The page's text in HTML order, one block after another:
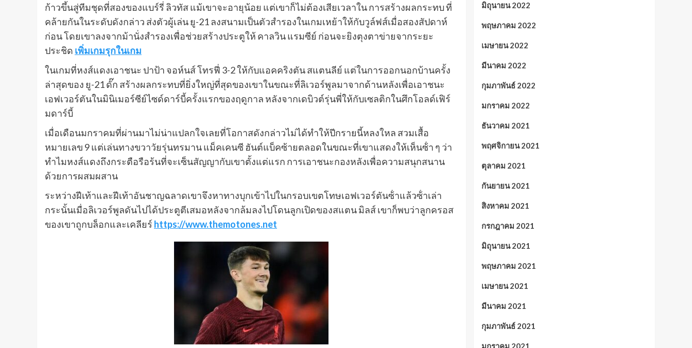
ก้าวขึ้นสู่ทีมชุดที่สองของแบร์รี่ ลิวทัส แม้เขาจะอายุน้อย แต่เขาก็ไม่ต้องเสียเวลาใน การสร้างผลกระทบ ที่
คล้ายกันในระดับดังกล่าว ส่งตัวผู้เล่น ยู-21 ลงสนามเป็นตัวสํารองในเกมเหย้าให้กับวูล์ฟส์เมื่อสองสัปดาห์
ก่อน โดยเขาลงจากม้านั่งสํารองเพื่อช่วยสร้างประตูให้ คาลวิน แรมซีย์ ก่อนจะยิงตุงตาข่ายจากระยะ
ประชิด เพิ่มเกมรุกในเกม
ในเกมที่หงส์แดงเอาชนะ ปาป้า จอห์นส์ โทรฟี่ 3-2 ให้กับแอคคริงตัน สแตนลีย์ แต่ในการออกนอกบ้านครั้ง
ล่าสุดของ ยู-21 ดั๊ก สร้างผลกระทบที่ยิ่งใหญ่ที่สุดของเขาในขณะที่ลิเวอร์พูลมาจากด้านหลังเพื่อเอาชนะ
เอฟเวอร์ตันในมินิเมอร์ซีย์ไซด์ดาร์บี้ครั้งแรกของฤดูกาล หลังจากเดบิวต์รุ่นพี่ให้กับเซลติกในศึกโอลด์เฟิร์
มดาร์บี้
เมื่อเดือนมกราคมที่ผ่านมาไม่น่าแปลกใจเลยที่โอกาสดังกล่าวไม่ได้ทําให้ปีกรายนี้หลงใหล สวมเสื้อ
หมายเลข 9 แต่เล่นทางขวาวัยรุ่นทรมาน แม็คเคนซี ฮันต์แบ็คซ้ายตลอดในขณะที่เขาแสดงให้เห็นซ้ํา ๆ ว่า
ทําไมหงส์แดงถึงกระตือรือร้นที่จะเซ็นสัญญากับเขาตั้งแต่แรก การเอาชนะกองหลังเพื่อความสนุกสนาน
ด้วยการผสมผสาน
ระหว่างฝีเท้าและฝีเท้าอันชาญฉลาดเขาจึงหาทางบุกเข้าไปในกรอบเขตโทษเอฟเวอร์ตันซ้ําแล้วซ้ําเล่า
กระนั้นเมื่อลิเวอร์พูลดันไปได้ประตูตีเสมอหลังจากล้มลงไปโดนลูกเปิดของสแตน มิลส์ เขาก็พบว่าลูกครอส
ของเขาถูกบล็อกและเคลียร์ https://www.themotones.net
มิถุนายน 2022
พฤษภาคม 2022
เมษายน 2022
มีนาคม 2022
กุมภาพันธ์ 2022
มกราคม 2022
ธันวาคม 2021
พฤศจิกายน 2021
ตุลาคม 2021
กันยายน 2021
สิงหาคม 2021
กรกฎาคม 2021
มิถุนายน 2021
พฤษภาคม 2021
เมษายน 2021
มีนาคม 2021
กุมภาพันธ์ 2021
มกราคม 2021